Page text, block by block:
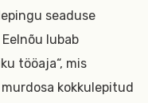
seaduse
lubab
tööaja“, mis
kokkulepitud